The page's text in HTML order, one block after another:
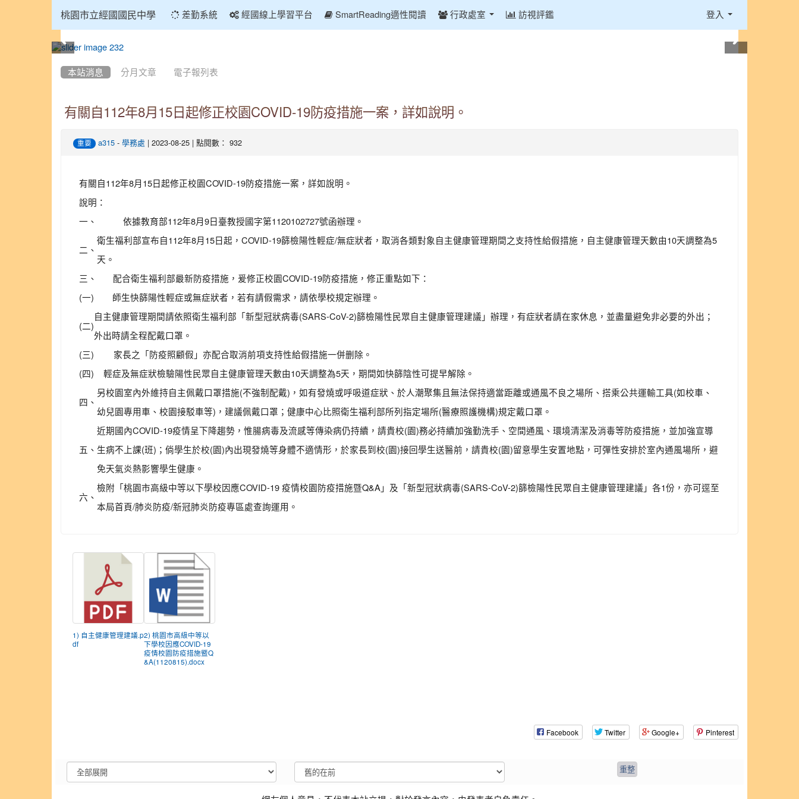
桃園市立經國國民中學 差勤系統 經國線上學習平台 SmartReading適性閱讀 行政處室 訪視評鑑 登入
本站消息 分月文章 電子報列表
有關自112年8月15日起修正校園COVID-19防疫措施一案，詳如說明。
重要 a315 - 學務處 | 2023-08-25 | 點閱數： 932
有關自112年8月15日起修正校園COVID-19防疫措施一案，詳如說明。
說明：
一、
依據教育部112年8月9日臺教授國字第1120102727號函辦理。
二、
衛生福利部宣布自112年8月15日起，COVID-19篩檢陽性輕症/無症狀者，取消各類對象自主健康管理期間之支持性給假措施，自主健康管理天數由10天調整為5
天。
三、
配合衛生福利部最新防疫措施，爰修正校園COVID-19防疫措施，修正重點如下：
(一)
師生快篩陽性輕症或無症狀者，若有請假需求，請依學校規定辦理。
(二)
自主健康管理期間請依照衛生福利部「新型冠狀病毒(SARS-CoV-2)篩檢陽性民眾自主健康管理建議」辦理，有症狀者請在家休息，並盡量避免非必要的外出；
外出時請全程配戴口罩。
(三)
家長之「防疫照顧假」亦配合取消前項支持性給假措施一併删除。
(四)
輕症及無症狀檢驗陽性民眾自主健康管理天數由10天調整為5天，期間如快篩陰性可提早解除。
四、
另校園室內外維持自主佩戴口罩措施(不強制配戴)，如有發燒或呼吸道症狀、於人潮聚集且無法保持適當距離或通風不良之場所、搭乘公共運輸工具(如校車、
幼兒園專用車、校園接駁車等)，建議佩戴口罩；健康中心比照衛生福利部所列指定場所(醫療照護機構)規定戴口罩。
五、
近期國內COVID-19疫情呈下降趨勢，惟腸病毒及流感等傳染病仍持續，請貴校(園)務必持續加強勤洗手、空間通風、環境清潔及消毒等防疫措施，並加強宣導
生病不上課(班)；倘學生於校(園)內出現發燒等身體不適情形，於家長到校(園)接回學生送醫前，請貴校(園)留意學生安置地點，可彈性安排於室內通風場所，避
免天氣炎熱影響學生健康。
六、
檢附「桃園市高級中等以下學校因應COVID-19 疫情校園防疫措施暨Q&A」及「新型冠狀病毒(SARS-CoV-2)篩檢陽性民眾自主健康管理建議」各1份，亦可逕至
本局首頁/肺炎防疫/新冠肺炎防疫專區處查詢運用。
1) 自主健康管理建議.p
df
2) 桃園市高級中等以
下學校因應COVID-19
疫情校園防疫措施暨Q
&A(1120815).docx
Facebook Twitter Google+ Pinterest